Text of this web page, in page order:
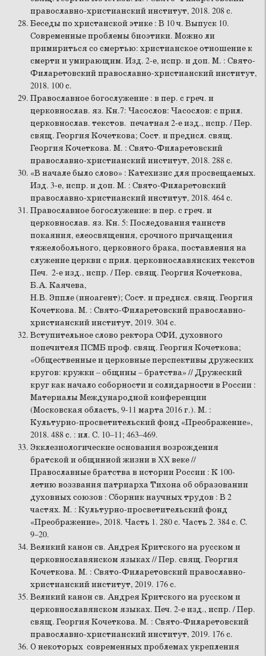
православно-христианский институт, 2018. 208 с.
Беседы по христанской этике : В 10 ч. Выпуск 10.
Современные проблемы биоэтики. Можно ли
примириться со смертью: христианское отношение к
смерти и умирающим. Изд. 2-е, испр. и доп. М. : Свято-
Филаретовский православно-христианский институт,
2018. 100 с.
Православное богослужение : в пер. с греч. и
церковнослав. яз. Кн.7: Часослов: Часослов: с прил.
церковнослав. текстов. печатная 2-е изд., испр. / Пер.
свящ. Георгия Кочеткова; Сост. и предисл. свящ.
Георгия Кочеткова. М. : Свято-Филаретовский
православно-христианский институт, 2018. 288 с.
«В начале было слово» : Катехизис для просвещаемых.
Изд. 3-е, испр. и доп. М. : Свято-Филаретовский
православно-христианский институт, 2018. 464 с.
Православное богослужение: в пер. с греч. и
церковнослав. яз. Кн. 5: Последования таинств
покаяния, елеосвящения, срочного причащения
тяжелобольного, церковного брака, поставления на
служение церкви с прил. церковнославянских текстов
Печ. 2-е изд., испр. / Пер. свящ. Георгия Кочеткова,
Б.А. Каячева,
Н.В. Эппле (иноагент); Сост. и предисл. свящ. Георгия
Кочеткова. М. : Свято-Филаретовский православно-
христианский институт, 2019. 304 с.
Вступительное слово ректора СФИ, духовного
попечителя ПСМБ проф. свящ. Георгия Кочеткова;
«Общественные и церковные перспективы дружеских
кругов: кружки – общины – братства» // Дружеский
круг как начало соборности и солидарности в России :
Материалы Международной конференции
(Московская область, 9-11 марта 2016 г.). М. :
Культурно-просветительский фонд «Преображение»,
2018. 488 с. : ил. С. 10–11; 463–469.
Экклезиологические основания возрождения
братской и общинной жизни в XX веке //
Православные братства в истории России : К 100-
летию воззвания патриарха Тихона об образовании
духовных союзов : Сборник научных трудов : В 2
частях. М. : Культурно-просветительский фонд
«Преображение», 2018. Часть 1. 280 с. Часть 2. 384 с. С.
9–20.
Великий канон св. Андрея Критского на русском и
церковнославянском языках // Пер. свящ. Георгия
Кочеткова. М. : Свято-Филаретовский православно-
христианский институт, 2019. 176 с.
Великий канон св. Андрея Критского на русском и
церковнославянском языках. Печ. 2-е изд., испр. / Пер.
свящ. Георгия Кочеткова. М. : Свято-Филаретовский
православно-христианский институт, 2019. 176 с.
О некоторых современных проблемах укрепления